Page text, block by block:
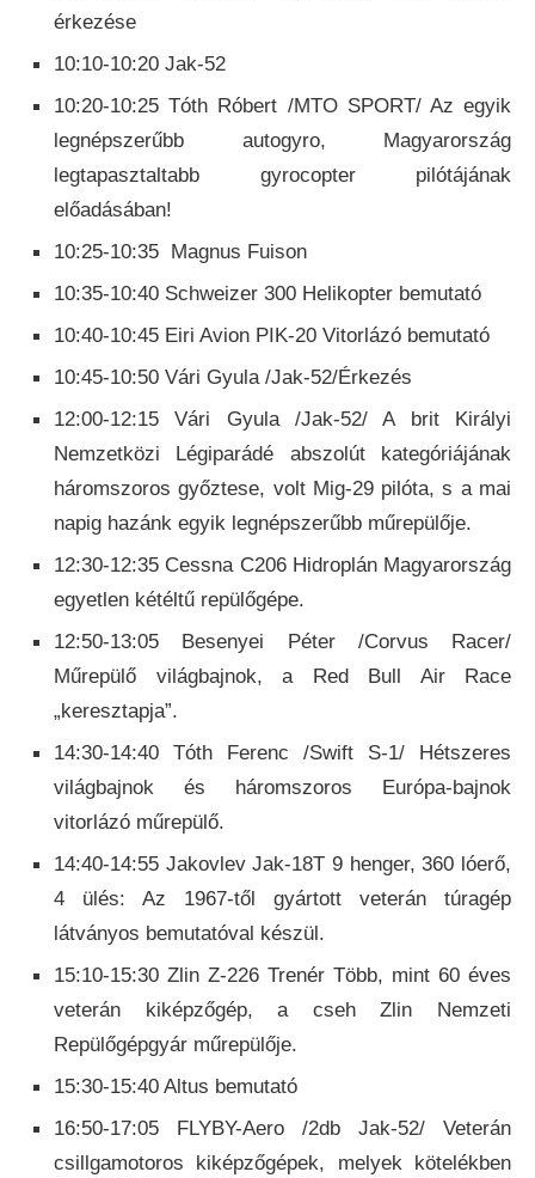
érkezése
10:10-10:20 Jak-52
10:20-10:25 Tóth Róbert /MTO SPORT/ Az egyik
legnépszerűbb autogyro, Magyarország
legtapasztaltabb gyrocopter pilótájának
előadásában!
10:25-10:35 Magnus Fuison
10:35-10:40 Schweizer 300 Helikopter bemutató
10:40-10:45 Eiri Avion PIK-20 Vitorlázó bemutató
10:45-10:50 Vári Gyula /Jak-52/Érkezés
12:00-12:15 Vári Gyula /Jak-52/ A brit Királyi
Nemzetközi Légiparádé abszolút kategóriájának
háromszoros győztese, volt Mig-29 pilóta, s a mai
napig hazánk egyik legnépszerűbb műrepülője.
12:30-12:35 Cessna C206 Hidroplán Magyarország
egyetlen kétéltű repülőgépe.
12:50-13:05 Besenyei Péter /Corvus Racer/
Műrepülő világbajnok, a Red Bull Air Race
„keresztapja”.
14:30-14:40 Tóth Ferenc /Swift S-1/ Hétszeres
világbajnok és háromszoros Európa-bajnok
vitorlázó műrepülő.
14:40-14:55 Jakovlev Jak-18T 9 henger, 360 lóerő,
4 ülés: Az 1967-től gyártott veterán túragép
látványos bemutatóval készül.
15:10-15:30 Zlin Z-226 Trenér Több, mint 60 éves
veterán kiképzőgép, a cseh Zlin Nemzeti
Repülőgépgyár műrepülője.
15:30-15:40​ Altus bemutató
16:50-17:05 FLYBY-Aero /2db Jak-52/ Veterán
csillgamotoros kiképzőgépek, melyek kötelékben